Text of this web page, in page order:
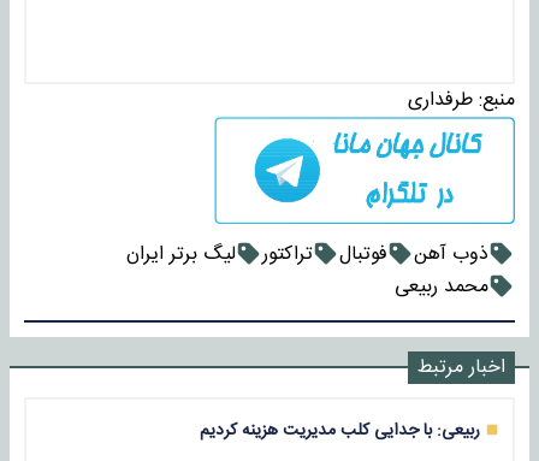
منبع:طرفداری
ذوب آهن فوتبال تراکتور
لیگ برتر ایران
محمد ربیعی
اخبار مرتبط
ربیعی: با جدایی کلب مدیریت هزینه کردیم